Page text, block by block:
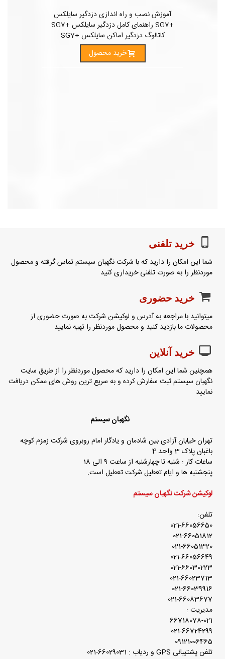
آموزش نصب و راه اندازی دزدگیر سایلکس
+SG7 راهنمای کامل دزدگیر سایلکس +SG7
کاتالوگ دزدگیر اماکن سایلکس +SG7
خرید محصول
خرید تلفنی
شما این امکان را دارید که با شرکت نگهبان سیستم تماس گرفته و محصول
موردنظر را به صورت تلفنی خریداری کنید
خرید حضوری
میتوانید با مراجعه به آدرس و لوکیشن شرکت به صورت حضوری از
محصولات ما بازدید کنید و محصول موردنظر را تهیه نمایید
خرید آنلاین
همچنین شما این امکان را دارید که محصول موردنظر را از طریق سایت
نگهبان سیستم ثبت سفارش کرده و به سریع ترین روش های ممکن دریافت
نمایید
نگهبان سیستم
تهران خیابان آزادی بین شادمان و یادگار امام روبروی شرکت زمزم کوچه
باغبان پلاک 3 واحد 4
ساعات کار : شنبه تا چهارشنبه از ساعت 9 الی 18
پنجشنبه ها و ایام تعطیل شرکت تعطیل است.
لوکیشن شرکت نگهبان سیستم
تلفن:
021-66056650
021-66051812
021-66051320
021-66056649
021-66030223
021-66023713
021-66039916
021-66083677
مدیریت :
66718078-021
021-66724299
09121006465
تلفن پشتیبانی GPS و ردیاب : 66029031-021